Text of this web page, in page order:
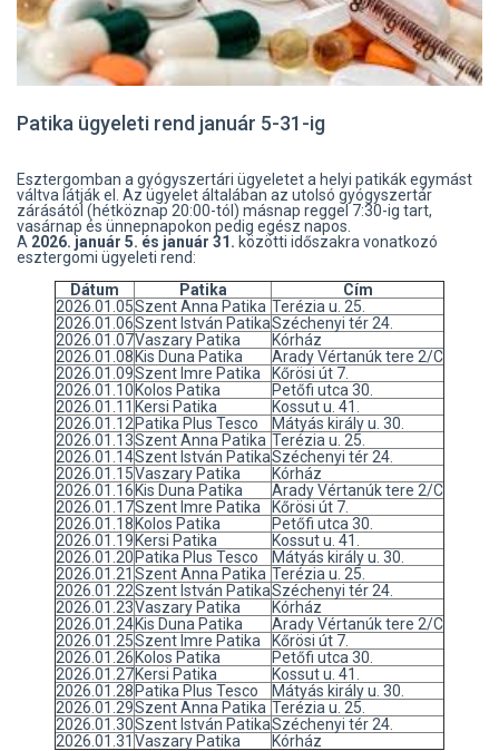
Patika ügyeleti rend január 5-31-ig
Esztergomban a gyógyszertári ügyeletet a helyi patikák egymást
váltva látják el. Az ügyelet általában az utolsó gyógyszertár
zárásától (hétköznap 20:00-tól) másnap reggel 7:30-ig tart,
vasárnap és ünnepnapokon pedig egész napos.
A 2026. január 5. és január 31. közötti időszakra vonatkozó
esztergomi ügyeleti rend:
Dátum
Patika
Cím
2026.01.05Szent Anna Patika Terézia u. 25.
2026.01.06Szent István PatikaSzéchenyi tér 24.
2026.01.07Vaszary Patika
Kórház
2026.01.08 Kis Duna Patika
Arady Vértanúk tere 2/C
2026.01.09Szent Imre Patika
Kőrösi út 7.
2026.01.10 Kolos Patika
Petőfi utca 30.
2026.01.11 Kersi Patika
Kossut u. 41.
2026.01.12 Patika Plus Tesco
Mátyás király u. 30.
2026.01.13Szent Anna Patika Terézia u. 25.
2026.01.14Szent István PatikaSzéchenyi tér 24.
2026.01.15Vaszary Patika
Kórház
2026.01.16 Kis Duna Patika
Arady Vértanúk tere 2/C
2026.01.17Szent Imre Patika
Kőrösi út 7.
2026.01.18 Kolos Patika
Petőfi utca 30.
2026.01.19 Kersi Patika
Kossut u. 41.
2026.01.20 Patika Plus Tesco
Mátyás király u. 30.
2026.01.21 Szent Anna Patika Terézia u. 25.
2026.01.22Szent István PatikaSzéchenyi tér 24.
2026.01.23Vaszary Patika
Kórház
2026.01.24Kis Duna Patika
Arady Vértanúk tere 2/C
2026.01.25Szent Imre Patika
Kőrösi út 7.
2026.01.26 Kolos Patika
Petőfi utca 30.
2026.01.27Kersi Patika
Kossut u. 41.
2026.01.28 Patika Plus Tesco
Mátyás király u. 30.
2026.01.29Szent Anna Patika Terézia u. 25.
2026.01.30Szent István PatikaSzéchenyi tér 24.
2026.01.31 Vaszary Patika Kórház